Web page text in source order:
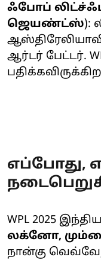
ஃபோப்
ஜெயண்ட்ஸ்):
ஆர்டர் பேட்டர்.
எப்போது,
WPL 2025
லக்னோ,
நான்கு